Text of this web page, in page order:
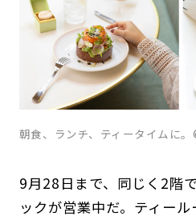
朝食、ランチ、ティータイムに
9月28日まで、同じく2階
ックが営業中だ。ティー